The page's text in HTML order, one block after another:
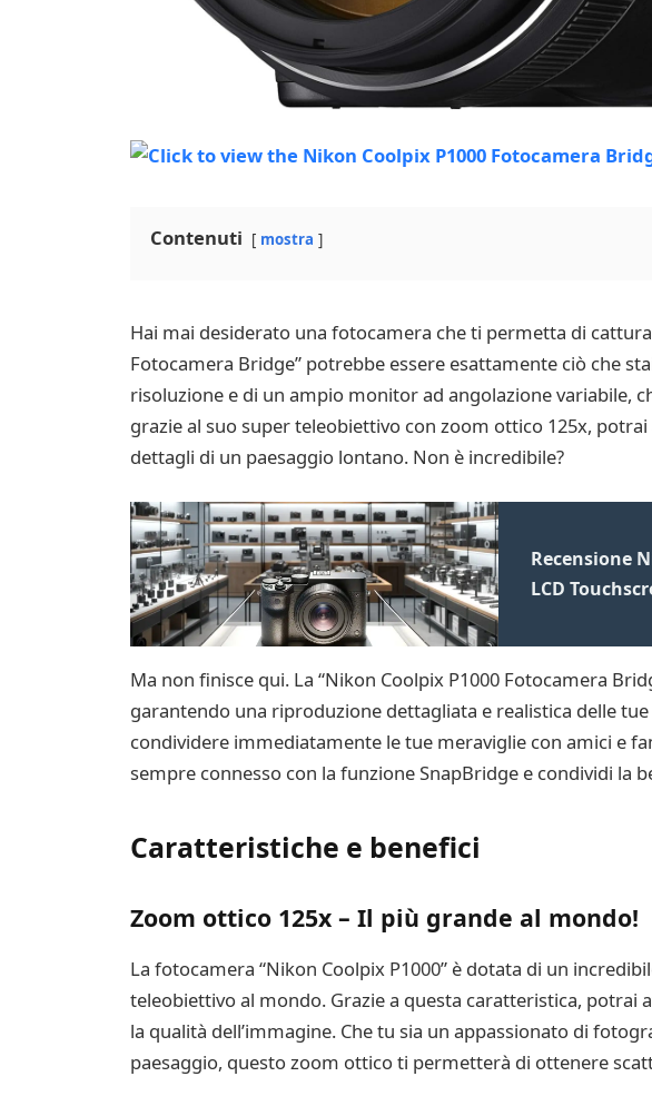
Contenuti mostra
Hai mai desiderato una fotocamera che ti permetta di
Fotocamera Bridge” potrebbe essere esattamente ciò che
risoluzione e di un ampio monitor ad angolazione variabile,
grazie al suo super teleobiettivo con zoom ottico 125x,
dettagli di un paesaggio lontano. Non è incredibile?
Recensione
LCD
Ma non finisce qui. La “Nikon Coolpix P1000 Fotocamera
garantendo una riproduzione dettagliata e realistica delle
condividere immediatamente le tue meraviglie con amici e
sempre connesso con la funzione SnapBridge e condividi la
Caratteristiche e benefici
Zoom ottico 125x – Il più grande al mondo!
La fotocamera “Nikon Coolpix P1000” è dotata di un
teleobiettivo al mondo. Grazie a questa caratteristica,
la qualità dell’immagine. Che tu sia un appassionato di
paesaggio, questo zoom ottico ti permetterà di ottenere